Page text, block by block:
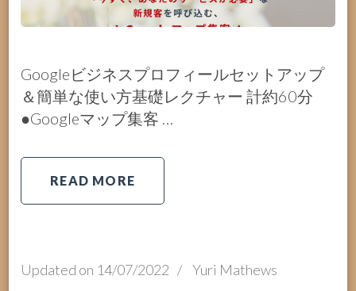
Googleビジネスプロフィールセットアップ
＆簡単な使い方基礎レクチャー 計約60分
●Googleマップ集客 …
READ MORE
Updated on 14/07/2022 / Yuri Mathews